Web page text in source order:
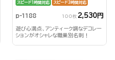
スピード1時間対応 スピード3時間対応
p-1188 100枚 2,530円
遊び心満点、アンティーク調なデコレー
ションがオシャレな職業別名刺！